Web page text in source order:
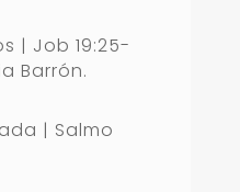
| Job 19:25-
Barrón.
| Salmo